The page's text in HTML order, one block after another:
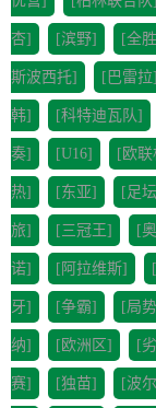
杏] [滨野] [全
斯波西托] [巴雷拉]
韩] [科特迪瓦队]
奏] [U16] [欧联
热] [东亚] [足
旅] [三冠王] [
诺] [阿拉维斯]
牙] [争霸] [局
纳] [欧洲区] [
赛] [独苗] [波